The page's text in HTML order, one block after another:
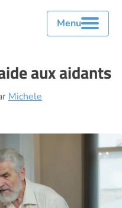
Menu
aux aidants
Michele